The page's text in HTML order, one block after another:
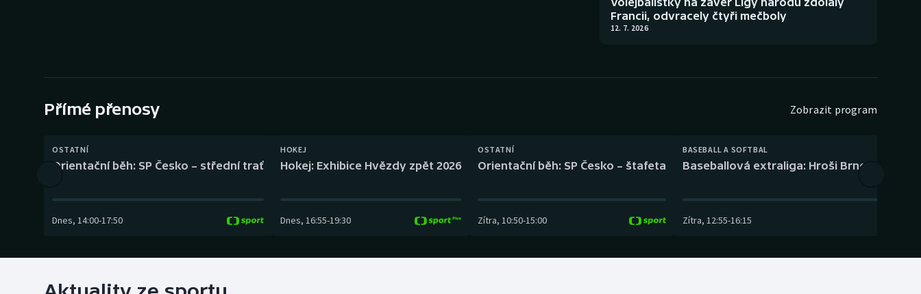
Gymnastika Plážový volejbal
Francii, odvracely čtyři mečboly
12. 7. 2026
Přímé přenosy Zobrazit program
OSTATNÍ
Orientační běh: SP Česko – střední trať
Dnes, 14:00-17:50
HOKEJ
Hokej: Exhibice Hvězdy zpět 2026
Dnes, 16:55-19:30
OSTATNÍ
Orientační běh: SP Česko – štafeta
Zítra, 10:50-15:00
BASEBALL A SOFTBAL
Baseballová extraliga: Hroši Brno – Eagles
Zítra, 12:55-16:15